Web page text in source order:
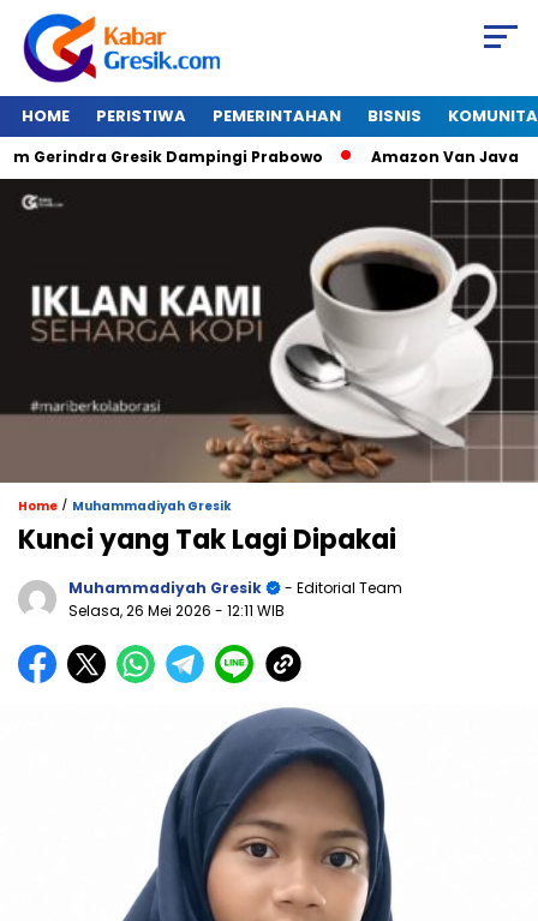
HOME PERISTIWA PEMERINTAHAN BISNIS
Gresik Dampingi Prabowo Amazon Van Java
Home / Muhammadiyah Gresik
Kunci yang Tak Lagi Dipakai
Muhammadiyah Gresik
- Editorial Team
Selasa, 26 Mei 2026 - 12:11 WIB